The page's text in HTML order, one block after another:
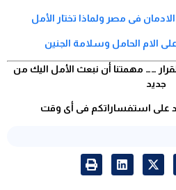
فى مصر ولماذا تختار الأمل
على الام الحامل وسلامة الجنين
…… مهمتنا أن نبعث الأمل اليك من
جديد
على استفساراتكم فى أى وقت